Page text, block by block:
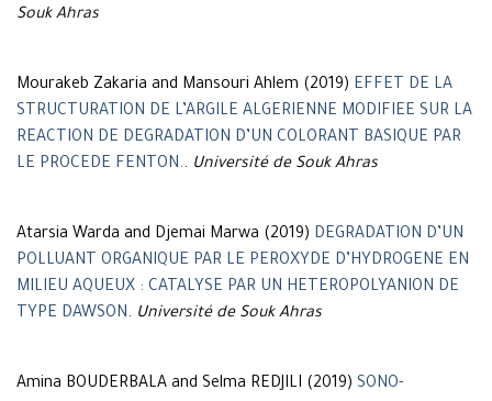
Souk Ahras
Mourakeb Zakaria and Mansouri Ahlem (2019) EFFET DE LA
STRUCTURATION DE L’ARGILE ALGERIENNE MODIFIEE SUR LA
REACTION DE DEGRADATION D’UN COLORANT BASIQUE PAR
LE PROCEDE FENTON.. Université de Souk Ahras
Atarsia Warda and Djemai Marwa (2019) DEGRADATION D’UN
POLLUANT ORGANIQUE PAR LE PEROXYDE D’HYDROGENE EN
MILIEU AQUEUX : CATALYSE PAR UN HETEROPOLYANION DE
TYPE DAWSON. Université de Souk Ahras
Amina BOUDERBALA and Selma REDJILI (2019) SONO-